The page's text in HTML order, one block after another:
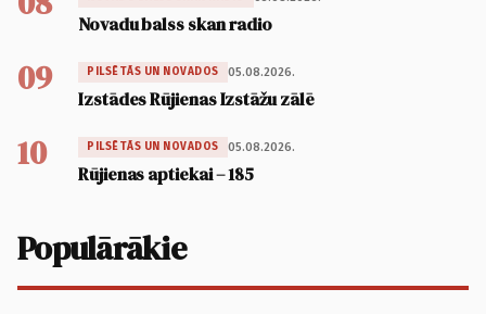
Novadu balss skan radio
09 PILSĒTĀS UN NOVADOS 05.08.2026.
Izstādes Rūjienas Izstāžu zālē
10 PILSĒTĀS UN NOVADOS 05.08.2026.
Rūjienas aptiekai – 185
Populārākie